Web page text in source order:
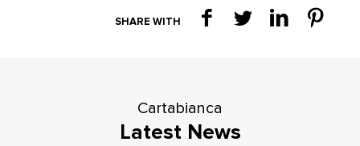
SHARE WITH
Cartabianca
Latest News